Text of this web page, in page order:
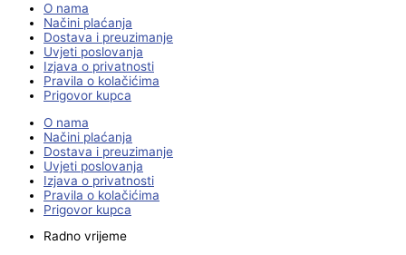
O nama
Načini plaćanja
Dostava i preuzimanje
Uvjeti poslovanja
Izjava o privatnosti
Pravila o kolačićima
Prigovor kupca
O nama
Načini plaćanja
Dostava i preuzimanje
Uvjeti poslovanja
Izjava o privatnosti
Pravila o kolačićima
Prigovor kupca
Radno vrijeme